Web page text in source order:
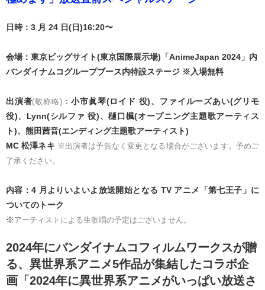
日時：3 月 24 日(日)16:20〜
会場：東京ビッグサイト(東京国際展示場)「AnimeJapan 2024」内
バンダイナムコグループブース内特設ステージ ※入場無料
出演者(敬称略)：小市眞琴(ロイド 役)、ファイルーズあい(グリモ
役)、Lynn(シルファ 役)、樋口楓(オープニング主題歌アーティス
ト)、熊田茜音(エンディング主題歌アーティスト)
MC 松澤ネキ ※出演者は予告なく変更となる場合がございます。予めご
了承ください。
内容：4 月よりいよいよ放送開始となる TV アニメ「第七王子」に
ついてのトーク
※ アーティストによる生歌唱の予定はございません。
2024年にバンダイナムコフィルムワークスが贈
る、異世界系アニメ5作品が集結したコラボ企
画「2024年に異世界系アニメがいっぱい放送さ